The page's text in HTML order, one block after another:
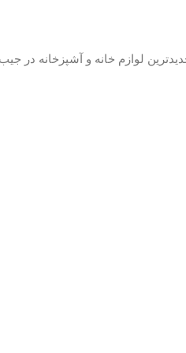
لوازم خانه و آشپزخانه در